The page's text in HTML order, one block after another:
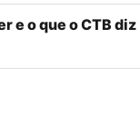
e o que o CTB diz